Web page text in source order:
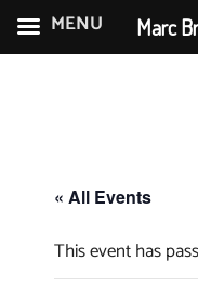
« All Events
This event has
MENU Marc